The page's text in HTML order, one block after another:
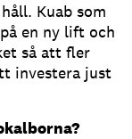
Kuab som
en ny lift och
så att fler
investera just